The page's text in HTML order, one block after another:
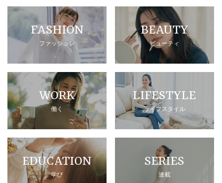
FASHION
ファッション
BEAUTY
ビューティ
WORK
働く
LIFESTYLE
ライフスタイル
EDUCATION
学び
SERIES
連載